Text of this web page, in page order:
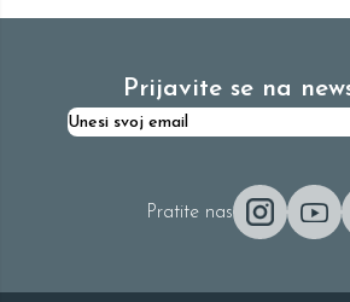
Prijavite se na
Pratite nas